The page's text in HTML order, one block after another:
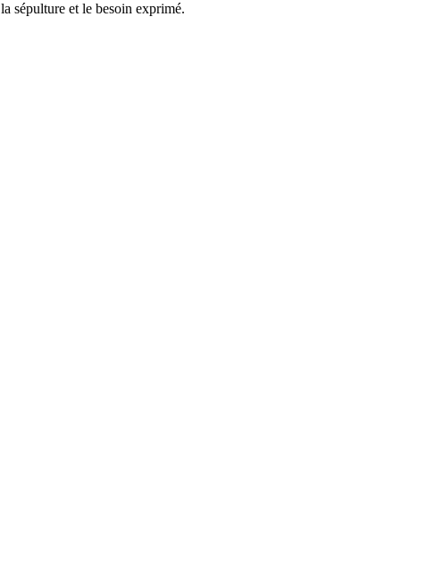
sépulture et le besoin exprimé.